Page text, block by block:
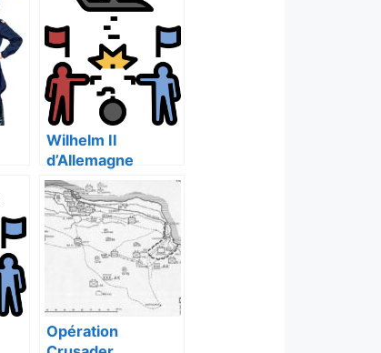
Wilhelm II
d’Allemagne
Opération